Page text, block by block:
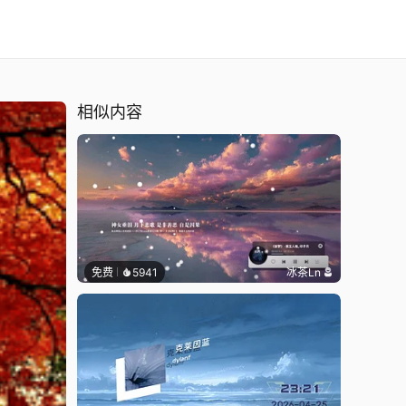
相似内容
免费 5941 冰茶Ln